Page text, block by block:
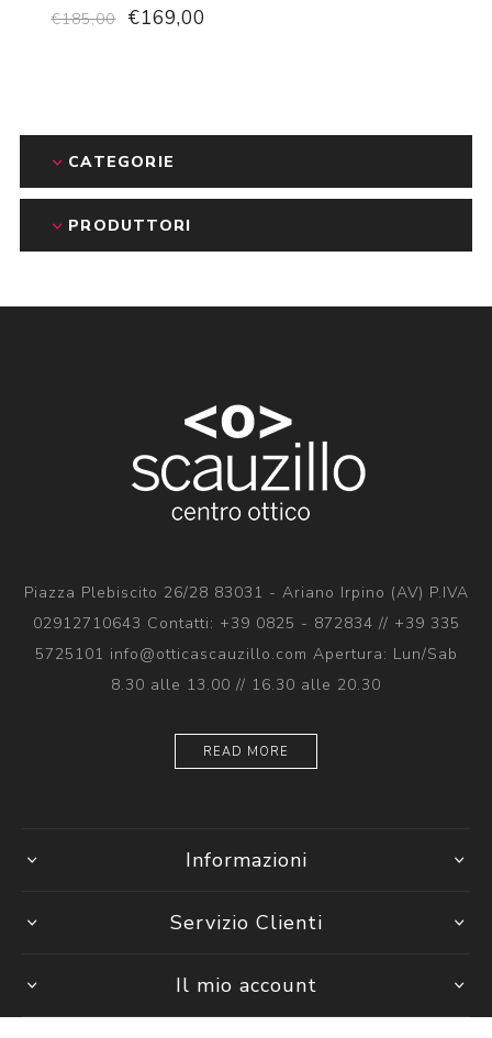
€185,00
€169,00
CATEGORIE
PRODUTTORI
Piazza Plebiscito 26/28 83031 - Ariano Irpino (AV) P.IVA
02912710643 Contatti: +39 0825 - 872834 // +39 335
5725101 info@otticascauzillo.com Apertura: Lun/Sab
8.30 alle 13.00 // 16.30 alle 20.30
READ MORE
Informazioni
Servizio Clienti
Il mio account